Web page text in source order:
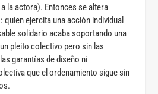
la actora). Entonces se altera
quien ejercita una acción individual
solidario acaba soportando una
pleito colectivo pero sin las
garantías de diseño ni
que el ordenamiento sigue sin